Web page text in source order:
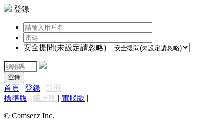
登錄
安全提問(未設定請忽略)
登錄
首頁 | 登錄 | 註冊
標準版 | 觸屏版 | 電腦版 |
© Comsenz Inc.